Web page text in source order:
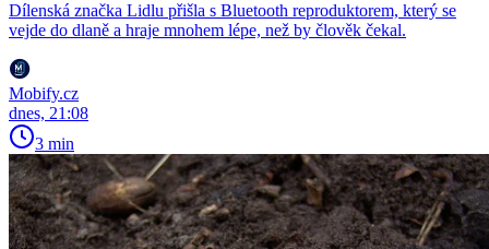
Dílenská značka Lidlu přišla s Bluetooth reproduktorem, který se
vejde do dlaně a hraje mnohem lépe, než by člověk čekal.
Mobify.cz
dnes, 21:08
3 min